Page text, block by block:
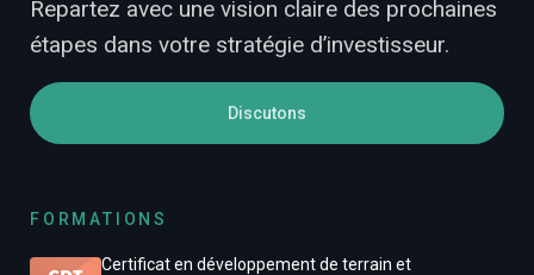
Repartez avec une vision claire des prochaines
étapes dans votre stratégie d’investisseur.
Discutons
FORMATIONS
Certificat en développement de terrain et